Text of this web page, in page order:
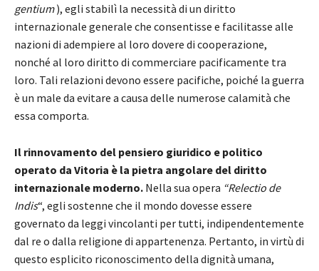
gentium), egli stabilì la necessità di un diritto
internazionale generale che consentisse e facilitasse alle
nazioni di adempiere al loro dovere di cooperazione,
nonché al loro diritto di commerciare pacificamente tra
loro. Tali relazioni devono essere pacifiche, poiché la guerra
è un male da evitare a causa delle numerose calamità che
essa comporta.
Il rinnovamento del pensiero giuridico e politico
operato da Vitoria è la pietra angolare del diritto
internazionale moderno. Nella sua opera “Relectio de
Indis“, egli sostenne che il mondo dovesse essere
governato da leggi vincolanti per tutti, indipendentemente
dal re o dalla religione di appartenenza. Pertanto, in virtù di
questo esplicito riconoscimento della dignità umana,